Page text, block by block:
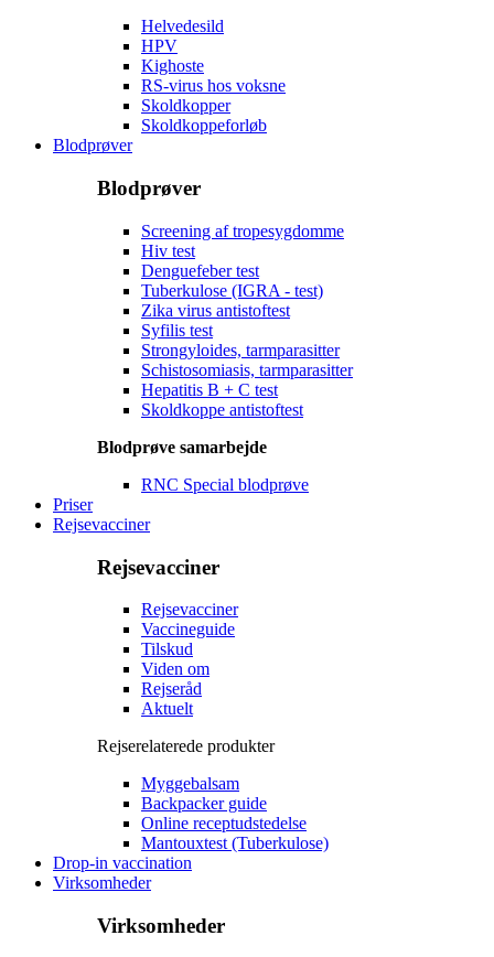
Helvedesild
HPV
Kighoste
RS-virus hos voksne
Skoldkopper
Skoldkoppeforløb
Blodprøver
Blodprøver
Screening af tropesygdomme
Hiv test
Denguefeber test
Tuberkulose (IGRA - test)
Zika virus antistoftest
Syfilis test
Strongyloides, tarmparasitter
Schistosomiasis, tarmparasitter
Hepatitis B + C test
Skoldkoppe antistoftest
Blodprøve samarbejde
RNC Special blodprøve
Priser
Rejsevacciner
Rejsevacciner
Rejsevacciner
Vaccineguide
Tilskud
Viden om
Rejseråd
Aktuelt
Rejserelaterede produkter
Myggebalsam
Backpacker guide
Online receptudstedelse
Mantouxtest (Tuberkulose)
Drop-in vaccination
Virksomheder
Virksomheder